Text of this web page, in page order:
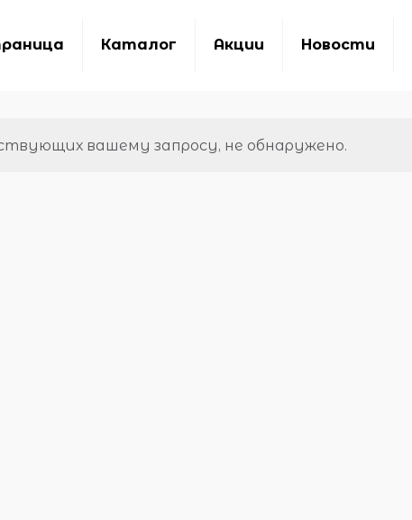
Каталог Акции Новости
вашему запросу, не обнаружено.